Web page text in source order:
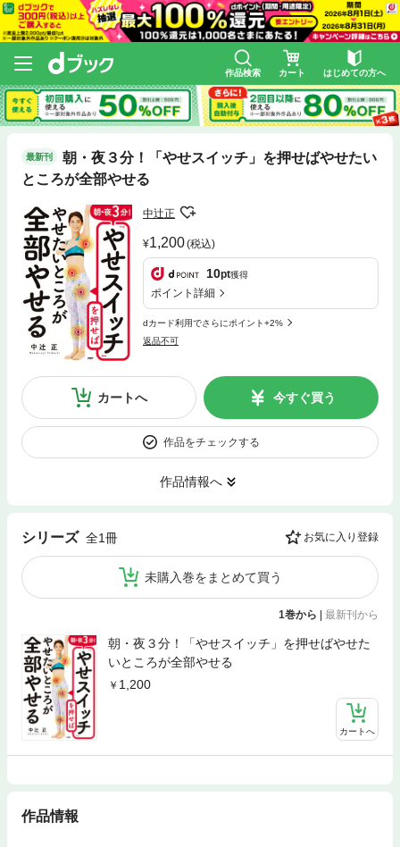
作品検索 カート はじめての方へ
最新刊
朝・夜３分！「やせスイッチ」を押せばやせたい
ところが全部やせる
中辻正
1,200(税込)
10pt獲得
ポイント詳細
dカード利用でさらにポイント+2%
返品不可
カートへ 今すぐ買う
作品をチェックする
作品情報へ
シリーズ 全1冊 お気に入り登録
未購入巻をまとめて買う
1巻から | 最新刊から
朝・夜３分！「やせスイッチ」を押せばやせた
いところが全部やせる
1,200
カートへ
作品情報